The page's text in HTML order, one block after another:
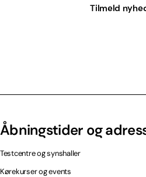
Tilmeld
Åbningstider og
Testcentre og synshaller
Kørekurser og events